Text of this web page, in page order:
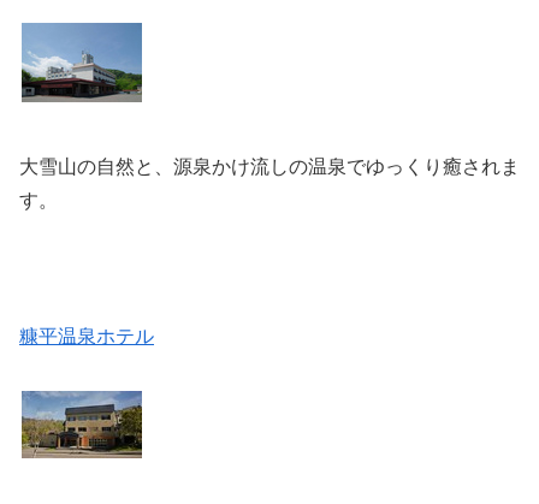
大雪山の自然と、源泉かけ流しの温泉でゆっくり癒されま
す。
糠平温泉ホテル